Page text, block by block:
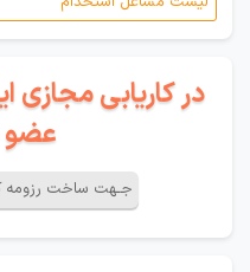
در کاریابی مجازی
عضو
جـهت ساخت رزومه